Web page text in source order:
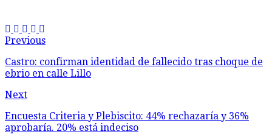
Previous
Castro: confirman identidad de fallecido tras choque de
ebrio en calle Lillo
Next
Encuesta Criteria y Plebiscito: 44% rechazaría y 36%
aprobaría. 20% está indeciso